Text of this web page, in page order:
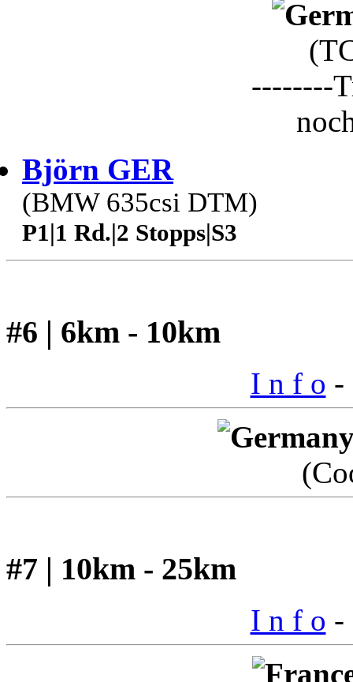
--------
Björn GER
(BMW 635csi DTM)
P1|1 Rd.|2 Stopps|S3
#6 | 6km - 10km
I n f o -
#7 | 10km - 25km
I n f o -